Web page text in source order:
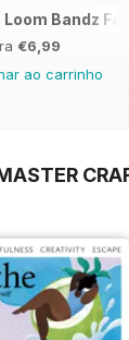
Bandz
€6,99
ao carrinho